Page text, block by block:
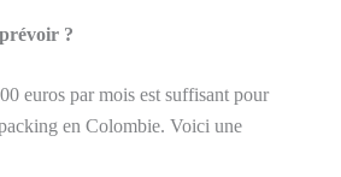
?
euros par mois est suffisant pour
en Colombie. Voici une